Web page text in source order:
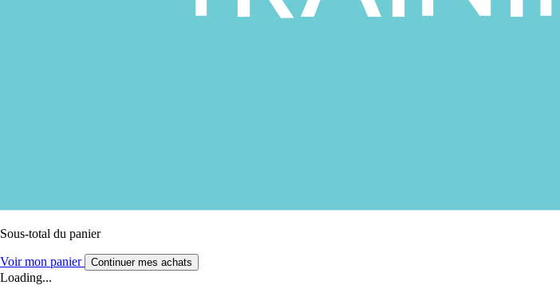
Sous-total du panier
Voir mon panier Continuer mes achats
Loading...